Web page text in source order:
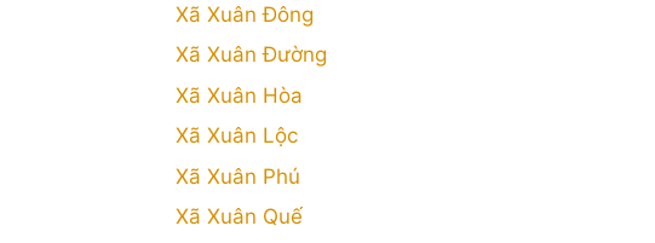
Xã Xuân Đông
Xã Xuân Đường
Xã Xuân Hòa
Xã Xuân Lộc
Xã Xuân Phú
Xã Xuân Quế